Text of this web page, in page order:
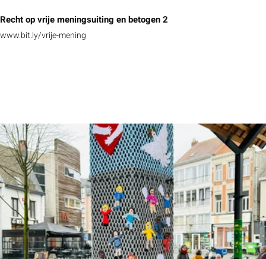
Recht op vrije meningsuiting en betogen 2
www.bit.ly/vrije-mening